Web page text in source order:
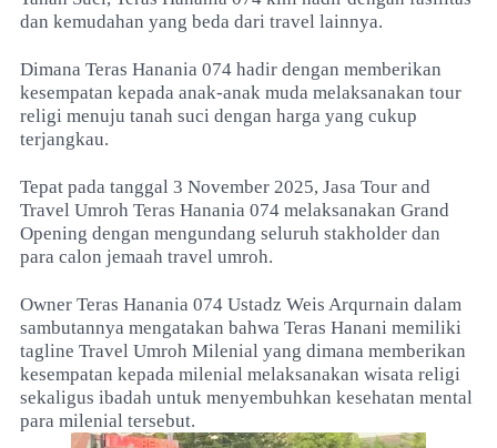
dan kemudahan yang beda dari travel lainnya.
Dimana Teras Hanania 074 hadir dengan memberikan
kesempatan kepada anak-anak muda melaksanakan tour
religi menuju tanah suci dengan harga yang cukup
terjangkau.
Tepat pada tanggal 3 November 2025, Jasa Tour and
Travel Umroh Teras Hanania 074 melaksanakan Grand
Opening dengan mengundang seluruh stakholder dan
para calon jemaah travel umroh.
Owner Teras Hanania 074 Ustadz Weis Arqurnain dalam
sambutannya mengatakan bahwa Teras Hanani memiliki
tagline Travel Umroh Milenial yang dimana memberikan
kesempatan kepada milenial melaksanakan wisata religi
sekaligus ibadah untuk menyembuhkan kesehatan mental
para milenial tersebut.